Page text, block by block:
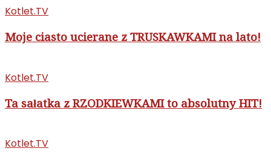
Kotlet.TV
Moje ciasto ucierane z TRUSKAWKAMI na lato!
Kotlet.TV
Ta sałatka z RZODKIEWKAMI to absolutny HIT!
Kotlet.TV